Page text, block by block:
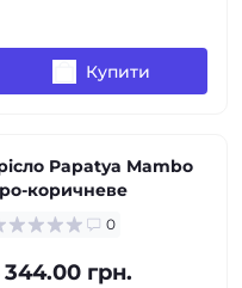
Купити
Papatya Mambo
коричневе
0
грн.